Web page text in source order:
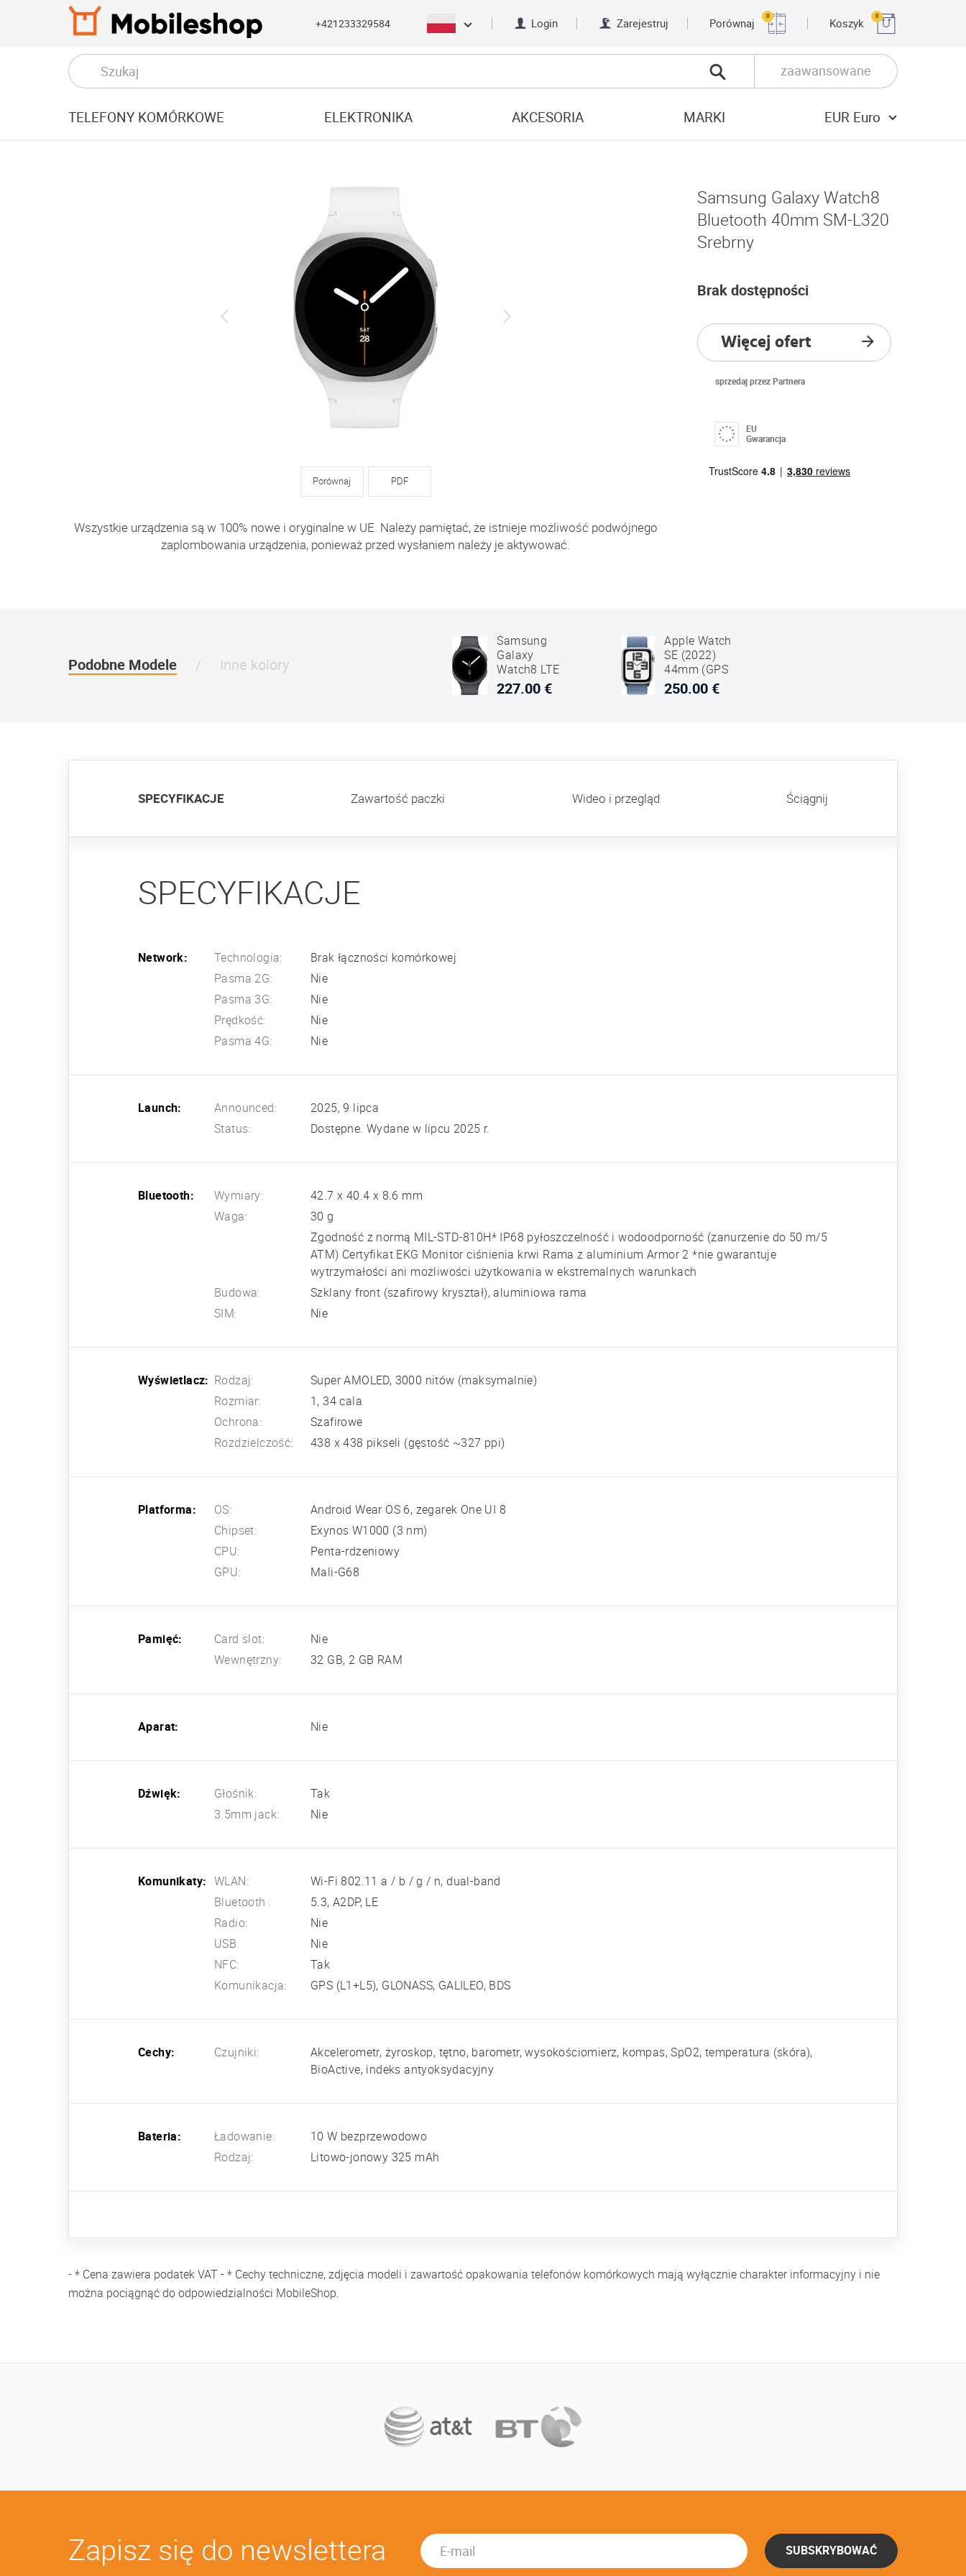
+421233329584 Login Zarejestruj Porównaj
0
Koszyk
0
zaawansowane
TELEFONY KOMÓRKOWE ELEKTRONIKA AKCESORIA MARKI EUR Euro
Porównaj PDF
Wszystkie urządzenia są w 100% nowe i oryginalne w UE. Należy pamiętać, że istnieje możliwość podwójnego
zaplombowania urządzenia, ponieważ przed wysłaniem należy je aktywować.
Samsung Galaxy Watch8
Bluetooth 40mm SM-L320
Srebrny
Brak dostępności
Więcej ofert
sprzedaj przez Partnera
EU
Gwarancja
Podobne Modele Inne kolory
Samsung
Galaxy
Watch8 LTE
40mm SM-
227.00 €
Apple Watch
SE (2022)
44mm (GPS
Only)
250.00 €
SPECYFIKACJE Zawartość paczki Wideo i przegląd Ściągnij
SPECYFIKACJE
Network: Technologia:
Brak łączności komórkowej
Pasma 2G:
Nie
Pasma 3G:
Nie
Prędkość:
Nie
Pasma 4G:
Nie
Launch: Announced:
2025, 9 lipca
Status:
Dostępne. Wydane w lipcu 2025 r.
Bluetooth: Wymiary:
42.7 x 40.4 x 8.6 mm
Waga:
30 g
Zgodność z normą MIL-STD-810H* IP68 pyłoszczelność i wodoodporność (zanurzenie do 50 m/5
ATM) Certyfikat EKG Monitor ciśnienia krwi Rama z aluminium Armor 2 *nie gwarantuje
wytrzymałości ani możliwości użytkowania w ekstremalnych warunkach
Budowa:
Szklany front (szafirowy kryształ), aluminiowa rama
SIM:
Nie
Wyświetlacz: Rodzaj:
Super AMOLED, 3000 nitów (maksymalnie)
Rozmiar:
1, 34 cala
Ochrona:
Szafirowe
Rozdzielczość:
438 x 438 pikseli (gęstość ~327 ppi)
Platforma: OS:
Android Wear OS 6, zegarek One UI 8
Chipset:
Exynos W1000 (3 nm)
CPU:
Penta-rdzeniowy
GPU:
Mali-G68
Pamięć: Card slot:
Nie
Wewnętrzny:
32 GB, 2 GB RAM
Aparat: Nie
Dźwięk: Głośnik:
Tak
3.5mm jack:
Nie
Komunikaty: WLAN:
Wi-Fi 802.11 a / b / g / n, dual-band
Bluetooth :
5.3, A2DP, LE
Radio:
Nie
USB:
Nie
NFC:
Tak
Komunikacja:
GPS (L1+L5), GLONASS, GALILEO, BDS
Cechy: Czujniki:
Akcelerometr, żyroskop, tętno, barometr, wysokościomierz, kompas, SpO2, temperatura (skóra),
BioActive, indeks antyoksydacyjny
Bateria: Ładowanie:
10 W bezprzewodowo
Rodzaj:
Litowo-jonowy 325 mAh
- * Cena zawiera podatek VAT - * Cechy techniczne, zdjęcia modeli i zawartość opakowania telefonów komórkowych mają wyłącznie charakter informacyjny i nie
można pociągnąć do odpowiedzialności MobileShop.
Zapisz się do newslettera SUBSKRYBOWAĆ